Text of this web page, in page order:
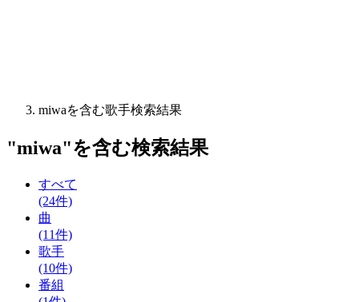
miwaを含む歌手検索結果
"miwa"を含む検索結果
すべて
(24件)
曲
(11件)
歌手
(10件)
番組